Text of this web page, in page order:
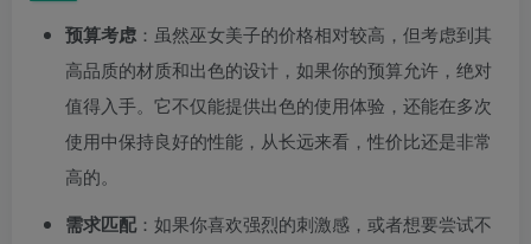
预算考虑 ：虽然巫女美子的价格相对较高，但考虑到其
高品质的材质和出色的设计，如果你的预算允许，绝对
值得入手。它不仅能提供出色的使用体验，还能在多次
使用中保持良好的性能，从长远来看，性价比还是非常
高的。
需求匹配：如果你喜欢强烈的刺激感，或者想要尝试不